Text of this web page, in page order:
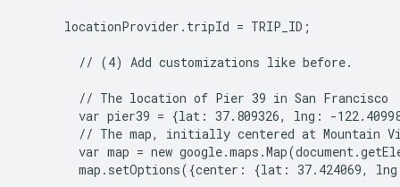
      locationProvider.tripId = TRIP_ID;
        // (4) Add customizations like before.
        // The location of Pier 39 in San Francisco
var pier39 = {lat: 37.809326, lng: -
// The map, initially centered at Mountain
var map = new
map.setOptions({center: {lat: 37.424069,